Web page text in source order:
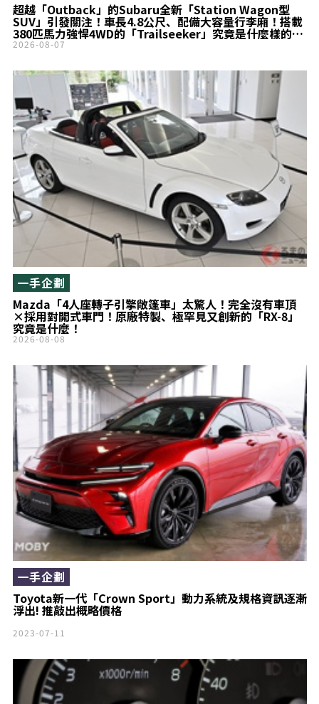
超越「Outback」的Subaru全新「Station Wagon型
SUV」引發關注！車長4.8公尺、配備大容量行李廂！搭載
380匹馬力強悍4WD的「Trailseeker」究竟是什麼樣的
車？
2026-08-07
Mazda「4人座轉子引擎敞篷車」太驚人！完全沒有車頂
×採用對開式車門！原廠特製、極罕見又創新的「RX-8」
究竟是什麼！
一手企劃
2026-08-08
Toyota新一代「Crown Sport」動力系統及規格資訊逐漸
浮出! 推敲出概略價格
一手企劃
2023-07-11